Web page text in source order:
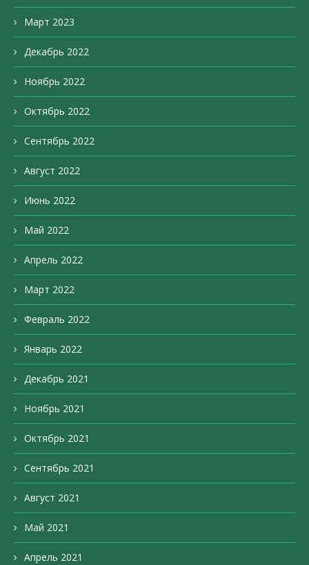
Март 2023
Декабрь 2022
Ноябрь 2022
Октябрь 2022
Сентябрь 2022
Август 2022
Июнь 2022
Май 2022
Апрель 2022
Март 2022
Февраль 2022
Январь 2022
Декабрь 2021
Ноябрь 2021
Октябрь 2021
Сентябрь 2021
Август 2021
Май 2021
Апрель 2021